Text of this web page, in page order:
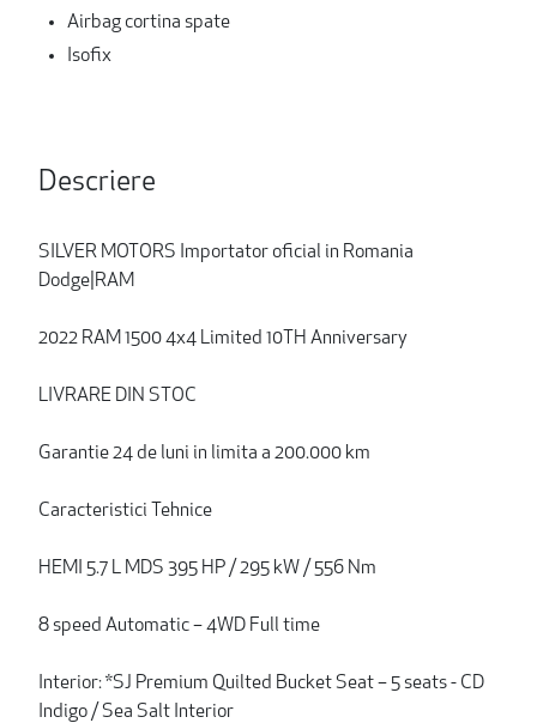
Airbag cortina spate
Isofix
Descriere
SILVER MOTORS Importator oficial in Romania
Dodge|RAM
2022 RAM 1500 4x4 Limited 10TH Anniversary
LIVRARE DIN STOC
Garantie 24 de luni in limita a 200.000 km
Caracteristici Tehnice
HEMI 5.7 L MDS 395 HP / 295 kW / 556 Nm
8 speed Automatic – 4WD Full time
Interior: *SJ Premium Quilted Bucket Seat – 5 seats - CD
Indigo / Sea Salt Interior